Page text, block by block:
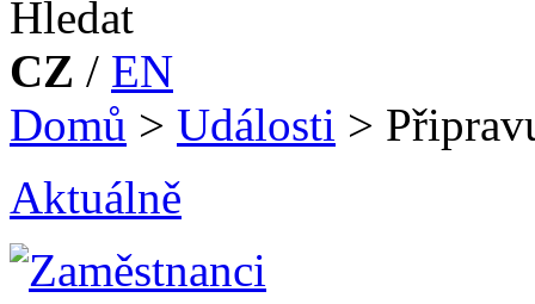
CZ / EN
Domů > Události >
Aktuálně